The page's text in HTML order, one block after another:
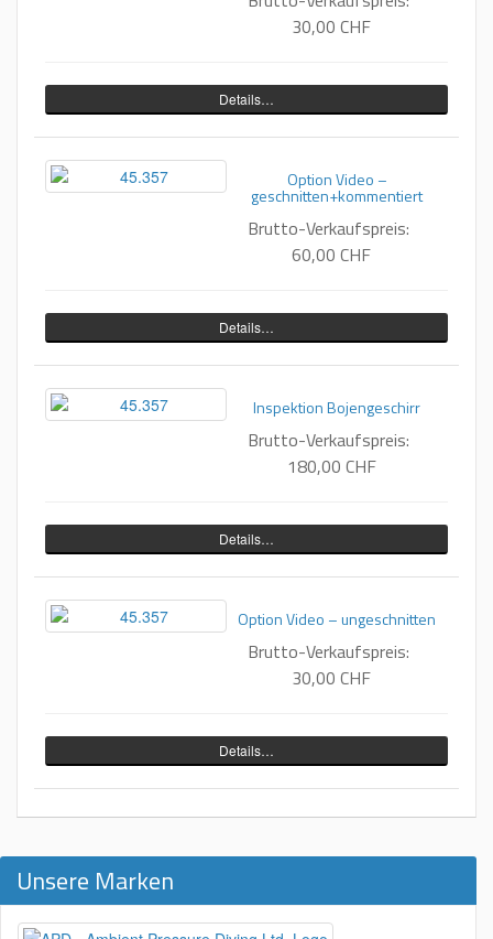
30,00 CHF
Details…
Option Video –
geschnitten+kommentiert
Brutto-Verkaufspreis:
60,00 CHF
Details…
Inspektion Bojengeschirr
Brutto-Verkaufspreis:
180,00 CHF
Details…
Option Video – ungeschnitten
Brutto-Verkaufspreis:
30,00 CHF
Details…
Unsere Marken